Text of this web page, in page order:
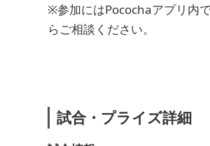
※参加にはPocochaアプリ内
らご相談ください。
試合・プライズ詳細